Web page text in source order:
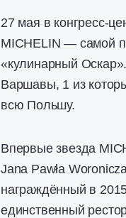
27 мая в конгресс-
MICHELIN — самой
«кулинарный
Варшавы, 1 из
всю Польшу.
Впервые звезда
Jana Pawła
награждённый в
единственный